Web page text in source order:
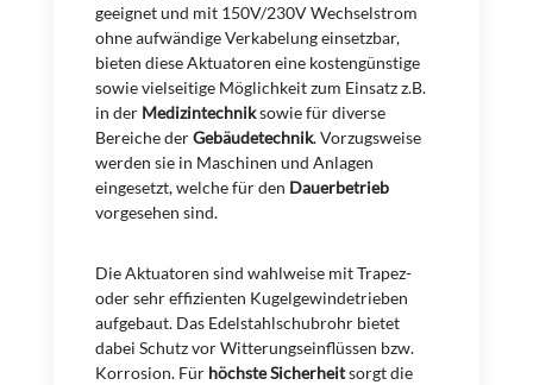
geeignet und mit 150V/230V Wechselstrom
ohne aufwändige Verkabelung einsetzbar,
bieten diese Aktuatoren eine kostengünstige
sowie vielseitige Möglichkeit zum Einsatz z.B.
in der Medizintechniksowie für diverse
Bereiche derGebäudetechnik. Vorzugsweise
werden sie in Maschinen und Anlagen
eingesetzt, welche für den Dauerbetrieb
vorgesehen sind.
Die Aktuatoren sind wahlweise mit Trapez-
oder sehr effizienten Kugelgewindetrieben
aufgebaut. Das Edelstahlschubrohr bietet
dabei Schutz vor Witterungseinflüssen bzw.
Korrosion. Für höchste Sicherheitsorgt die